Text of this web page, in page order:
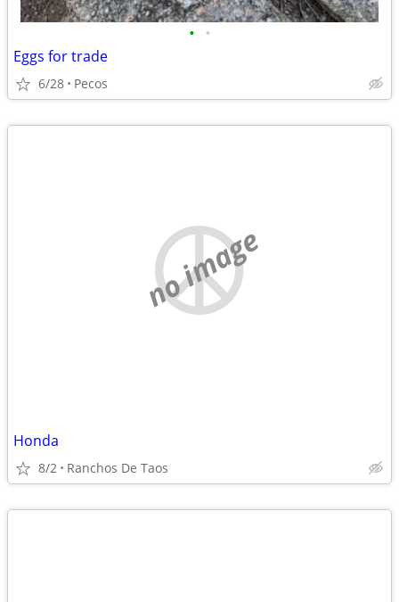
• •
Eggs for trade
6/28 Pecos
no image
Honda
8/2 Ranchos De Taos